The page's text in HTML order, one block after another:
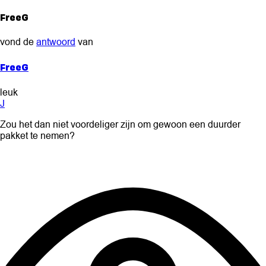
FreeG
vond de antwoord van
FreeG
leuk
J
Zou het dan niet voordeliger zijn om gewoon een duurder
pakket te nemen?